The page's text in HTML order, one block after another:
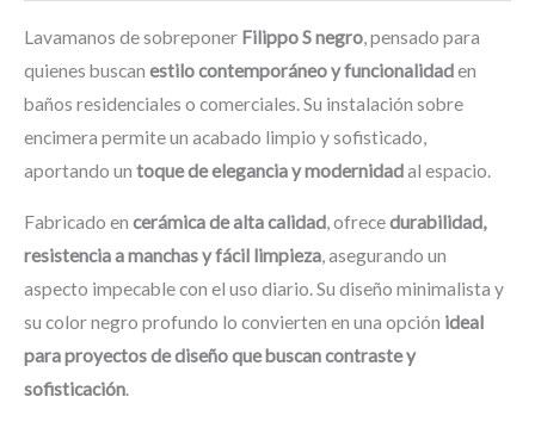
Lavamanos de sobreponer Filippo S negro , pensado para
quienes buscan estilo contemporáneo y funcionalidaden
baños residenciales o comerciales. Su instalación sobre
encimera permite un acabado limpio y sofisticado,
aportando un toque de elegancia y modernidadal espacio.
Fabricado en cerámica de alta calidad, ofrecedurabilidad,
resistencia a manchas y fácil limpieza, asegurando un
aspecto impecable con el uso diario. Su diseño minimalista y
su color negro profundo lo convierten en una opción ideal
para proyectos de diseño que buscan contraste y
sofisticación.